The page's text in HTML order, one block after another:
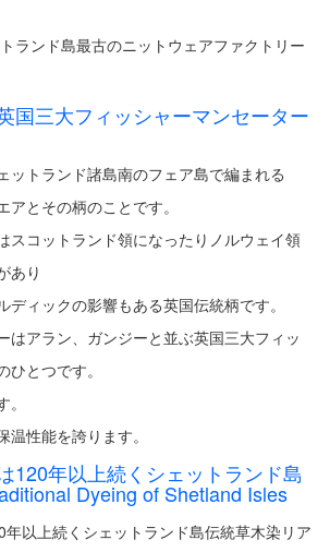
ランド島最古のニットウェアファクトリー
国三大フィッシャーマンセーター
ットランド諸島南のフェア島で編まれる
とその柄のことです。
スコットランド領になったりノルウェイ領
あり
ディックの影響もある英国伝統柄です。
はアラン、ガンジーと並ぶ英国三大フィッ
とつです。
性能を誇ります。
120年以上続くシェットランド島
Dyeing of Shetland Isles
以上続くシェットランド島伝統草木染リア